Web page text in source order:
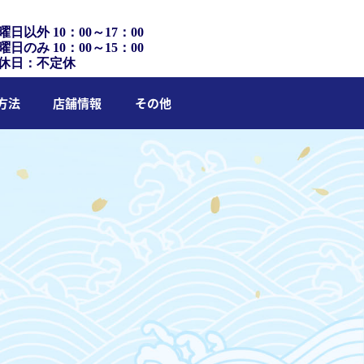
日以外 10：00～17：00
日のみ 10：00～15：00
日：不定休
法 店舗情報 その他